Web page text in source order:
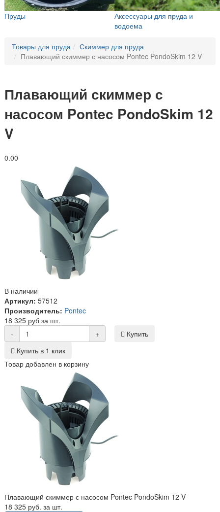
Пруды
Аксессуары для пруда и
водоема
Товары для пруда
Скиммер для пруда
Плавающий скиммер с насосом Pontec PondoSkim 12 V
Плавающий скиммер с
насосом Pontec PondoSkim 12
V
0.00
В наличии
Артикул: 57512
Производитель: Pontec
18 325 руб за шт.
-
+
Купить
Купить в 1 клик
Товар добавлен в корзину
Плавающий скиммер с насосом Pontec PondoSkim 12 V
18 325 руб. за шт.